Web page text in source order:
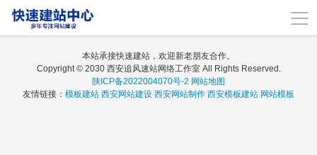
本站承接快速建站，欢迎新老朋友合作。
Copyright © 2030 西安追风速站网络工作室 All Rights Reserved.
陕ICP备2022004070号-2 网站地图
友情链接： 模板建站 西安网站建设 西安网站制作 西安模板建站 网站模板